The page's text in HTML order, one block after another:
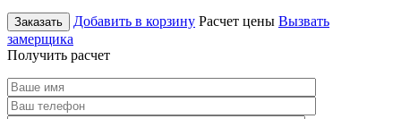
Заказать Добавить в корзину Расчет цены Вызвать
замерщика
Получить расчет